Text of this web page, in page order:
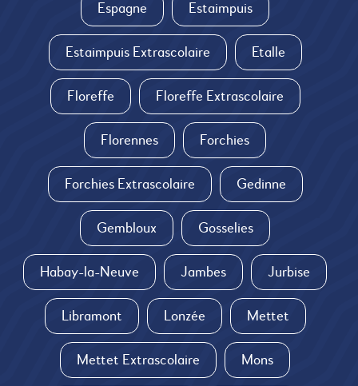
Espagne Estaimpuis
Estaimpuis Extrascolaire Etalle
Floreffe Floreffe Extrascolaire
Florennes Forchies
Forchies Extrascolaire Gedinne
Gembloux Gosselies
Habay-la-Neuve Jambes Jurbise
Libramont Lonzée Mettet
Mettet Extrascolaire Mons